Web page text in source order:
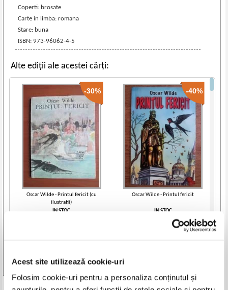
Acest site utilizează cookie-uri
Folosim cookie-uri pentru a personaliza conținutul și
Coperti: brosate
Carte in limba: romana
Stare: buna
ISBN: 973-96062-4-5
Alte ediții ale acestei cărți:
-30%
Oscar Wilde - Printul fericit (cu
ilustratii)
IN STOC
-40%
Oscar Wilde - Printul fericit
IN STOC
6,00 Lei
Adaugă în coș
-60%
Vezi toate edițiile »